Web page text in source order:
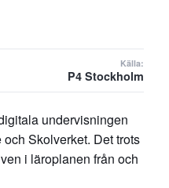
Källa:
P4 Stockholm
undervisningen
Skolverket. Det trots
i läroplanen från och